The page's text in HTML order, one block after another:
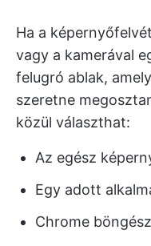
Ha a
vagy a kamerával
felugró ablak,
szeretne
közül választhat:
Az egész
Egy adott
Chrome